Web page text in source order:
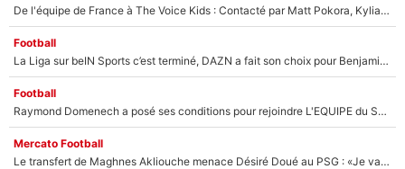
De l'équipe de France à The Voice Kids : Contacté par Matt Pokora, Kylian Mbappé a accepté de jouer un rôle inédit sur TF1 !
Football
La Liga sur beIN Sports c’est terminé, DAZN a fait son choix pour Benjamin Da Silva et Omar Da Fonseca !
Football
Raymond Domenech a posé ses conditions pour rejoindre L'EQUIPE du Soir : Il refuse de faire l'émission avec un autre chroniqueur !
Mercato Football
Le transfert de Maghnes Akliouche menace Désiré Doué au PSG : «Je valide à 200%»